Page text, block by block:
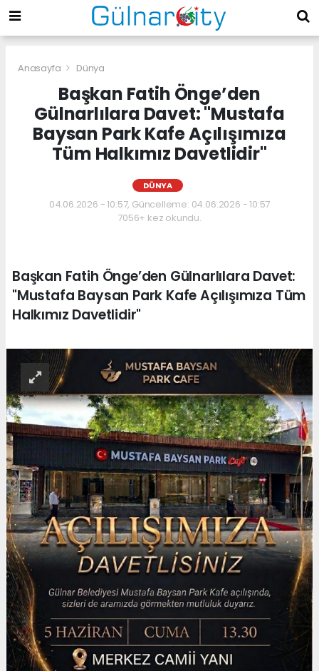
Anasayfa Dünya
Başkan Fatih Önge’den
Gülnarlılara Davet: "Mustafa
Baysan Park Kafe Açılışımıza
Tüm Halkımız Davetlidir"
DÜNYA
04.06.2026 - 10:57, Güncelleme: 04.06.2026 - 10:57
7056+ kez okundu.
Başkan Fatih Önge’den Gülnarlılara Davet:
"Mustafa Baysan Park Kafe Açılışımıza Tüm
Halkımız Davetlidir"